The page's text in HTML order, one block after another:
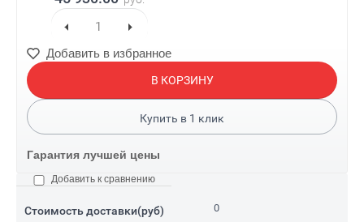
Добавить в избранное
В КОРЗИНУ
Купить в 1 клик
Гарантия лучшей цены
Стоимость доставки(руб) 0
Добавить к сравнению